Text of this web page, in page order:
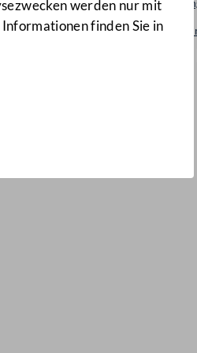
werden nur mit
finden Sie in
Neu
Neues